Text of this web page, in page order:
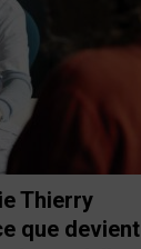
Thierry
que devient